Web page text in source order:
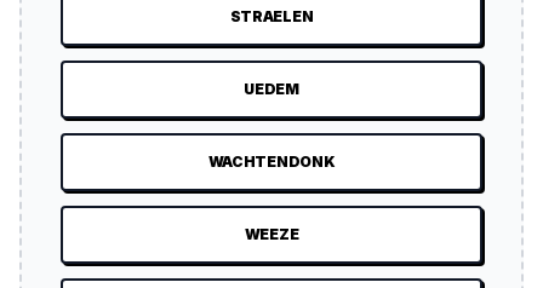
STRAELEN
UEDEM
WACHTENDONK
WEEZE